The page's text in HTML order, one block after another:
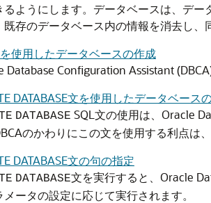
るようにします。データベースは、デ
既存のデータベース内の情報を消去し、
使用したデータベースの作成
Database Configuration Assistant
DATABASE文を使用したデータベース
DATABASE SQL文の使用は、Oracle
のかわりにこの文を使用する利点は
DATABASE文の句の指定
DATABASE文を実行すると、Oracle
メータの設定に応じて実行されます。